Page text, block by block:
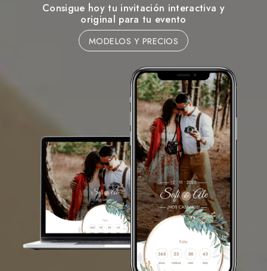
Consigue hoy tu invitación interactiva y
original para tu evento
MODELOS Y PRECIOS